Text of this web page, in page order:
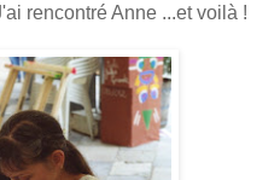
rencontré Anne ...et voilà !